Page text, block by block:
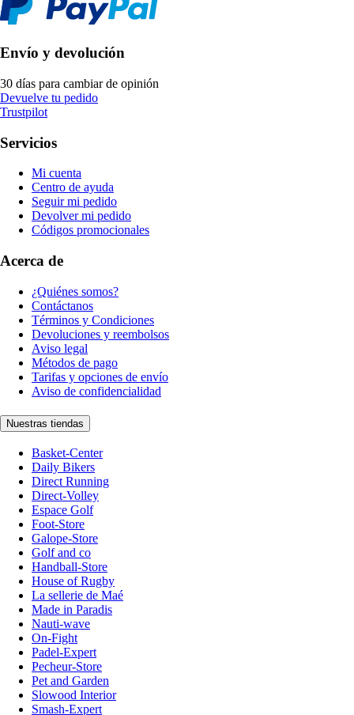
Envío y devolución
30 días para cambiar de opinión
Devuelve tu pedido
Trustpilot
Servicios
Mi cuenta
Centro de ayuda
Seguir mi pedido
Devolver mi pedido
Códigos promocionales
Acerca de
¿Quiénes somos?
Contáctanos
Términos y Condiciones
Devoluciones y reembolsos
Aviso legal
Métodos de pago
Tarifas y opciones de envío
Aviso de confidencialidad
Nuestras tiendas
Basket-Center
Daily Bikers
Direct Running
Direct-Volley
Espace Golf
Foot-Store
Galope-Store
Golf and co
Handball-Store
House of Rugby
La sellerie de Maé
Made in Paradis
Nauti-wave
On-Fight
Padel-Expert
Pecheur-Store
Pet and Garden
Slowood Interior
Smash-Expert